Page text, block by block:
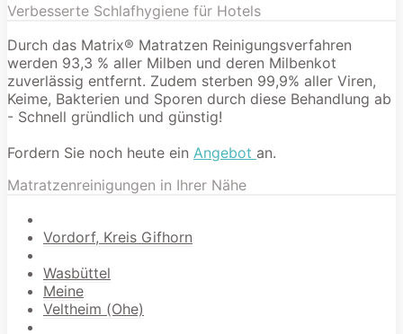
Verbesserte Schlafhygiene für Hotels
Durch das Matrix® Matratzen Reinigungsverfahren
werden 93,3 % aller Milben und deren Milbenkot
zuverlässig entfernt. Zudem sterben 99,9% aller Viren,
Keime, Bakterien und Sporen durch diese Behandlung ab
- Schnell gründlich und günstig!
Fordern Sie noch heute ein Angebot an.
Matratzenreinigungen in Ihrer Nähe
Vordorf, Kreis Gifhorn
Wasbüttel
Meine
Veltheim (Ohe)